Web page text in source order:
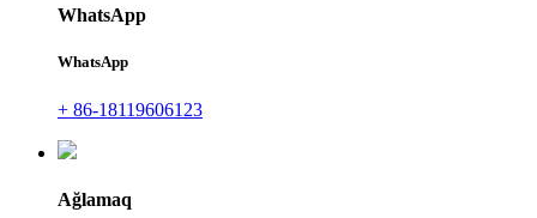
WhatsApp
WhatsApp
+ 86-18119606123
Ağlamaq